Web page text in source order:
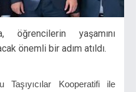
öğrencilerin yaşamını
önemli bir adım atıldı.
Taşıyıcılar Kooperatifi ile